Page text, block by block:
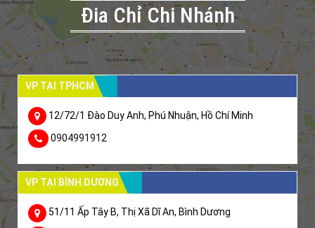
Đia Chỉ Chi Nhánh
VP TẠI TPHCM
12/72/1 Đào Duy Anh, Phú Nhuận, Hồ Chí Minh
0904991912
VP TẠI BÌNH DƯƠNG
51/11 Ấp Tây B, Thị Xã Dĩ An, Bình Dương